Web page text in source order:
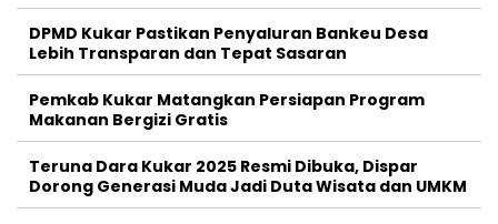
DPMD Kukar Pastikan Penyaluran Bankeu Desa
Lebih Transparan dan Tepat Sasaran
Pemkab Kukar Matangkan Persiapan Program
Makanan Bergizi Gratis
Teruna Dara Kukar 2025 Resmi Dibuka, Dispar
Dorong Generasi Muda Jadi Duta Wisata dan UMKM